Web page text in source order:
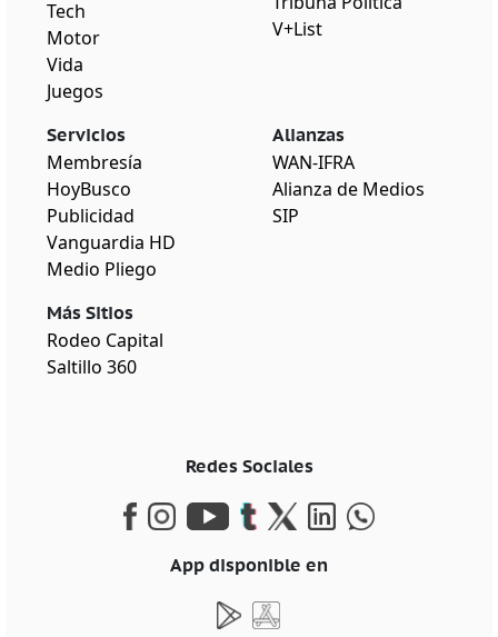
Tech
Motor
Vida
Juegos
V+List
Servicios
Membresía
HoyBusco
Publicidad
Vanguardia HD
Medio Pliego
Más Sitios
Rodeo Capital
Saltillo 360
Alianzas
WAN-IFRA
Alianza de Medios
SIP
Redes Sociales
App disponible en